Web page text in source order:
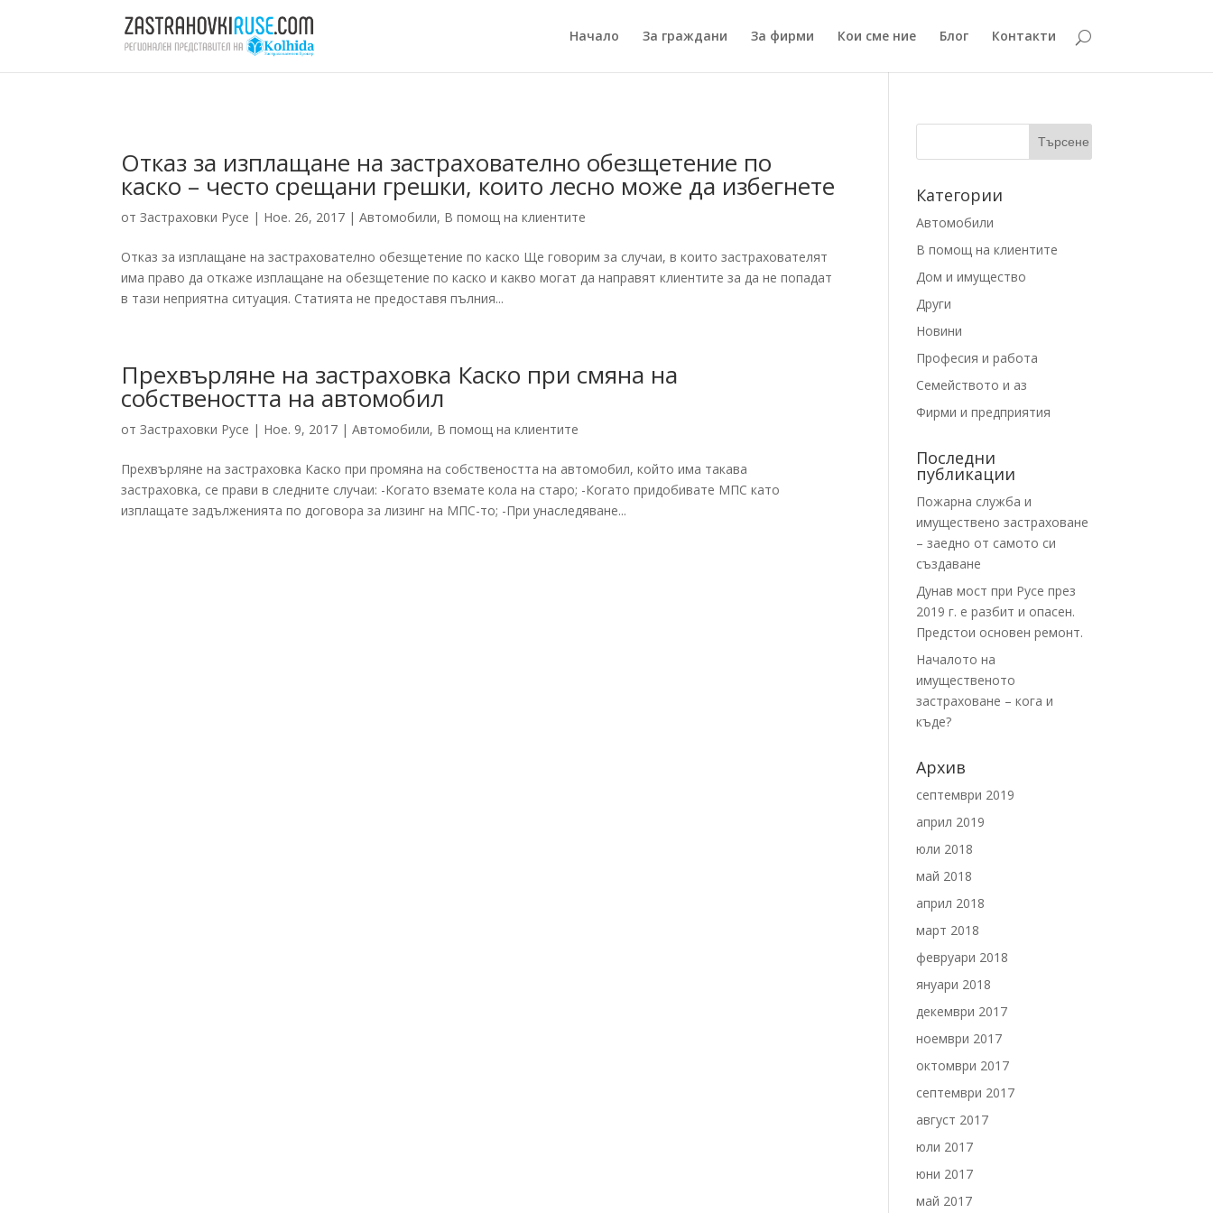
Начало За граждани За фирми Кои сме ние Блог Контакти
Отказ за изплащане на застрахователно обезщетение по
каско – често срещани грешки, които лесно може да избегнете
отЗастраховки Русе | Ное. 26, 2017 |Автомобили, В помощ на клиентите
Отказ за изплащане на застрахователно обезщетение по каско Ще говорим за случаи, в които застрахователят
има право да откаже изплащане на обезщетение по каско и какво могат да направят клиентите за да не попадат
в тази неприятна ситуация. Статията не предоставя пълния...
Прехвърляне на застраховка Каско при смяна на
собствеността на автомобил
отЗастраховки Русе | Ное. 9, 2017 |Автомобили, В помощ на клиентите
Прехвърляне на застраховка Каско при промяна на собствеността на автомобил, който има такава
застраховка, се прави в следните случаи: -Когато вземате кола на старо; -Когато придобивате МПС като
изплащате задълженията по договора за лизинг на МПС-то; -При унаследяване...
Категории
Автомобили
В помощ на клиентите
Дом и имущество
Други
Новини
Професия и работа
Семейството и аз
Фирми и предприятия
Последни
публикации
Пожарна служба и
имуществено застраховане
– заедно от самото си
създаване
Дунав мост при Русе през
2019 г. е разбит и опасен.
Предстои основен ремонт.
Началото на
имущественото
застраховане – кога и
къде?
Архив
септември 2019
април 2019
юли 2018
май 2018
април 2018
март 2018
февруари 2018
януари 2018
декември 2017
ноември 2017
октомври 2017
септември 2017
август 2017
юли 2017
юни 2017
май 2017